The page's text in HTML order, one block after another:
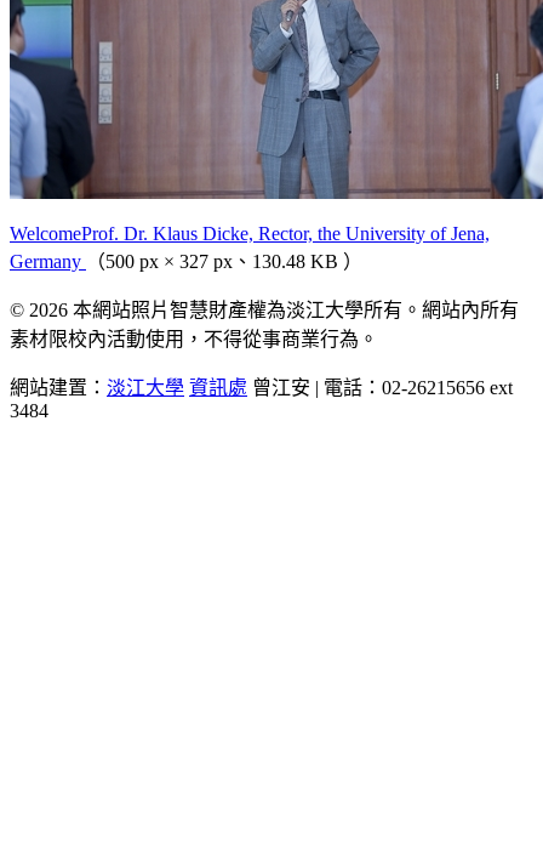
WelcomeProf. Dr. Klaus Dicke, Rector, the University of Jena,
Germany
（500 px × 327 px、130.48 KB ）
© 2026 本網站照片智慧財產權為淡江大學所有。網站內所有
素材限校內活動使用，不得從事商業行為。
網站建置： 淡江大學 資訊處 曾江安 | 電話：02-26215656 ext
3484